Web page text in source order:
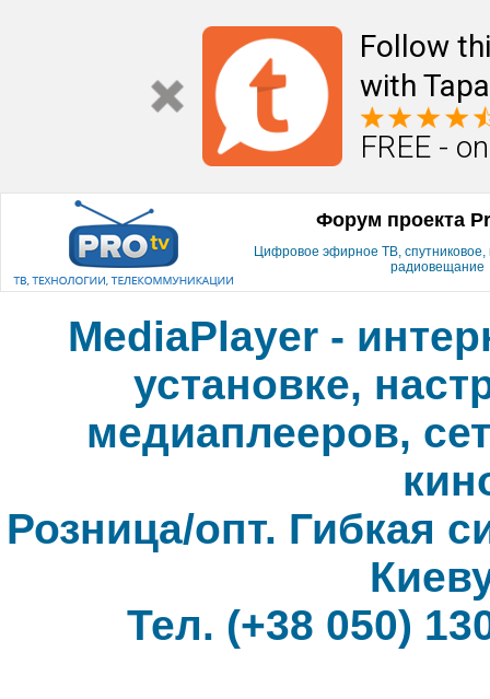
Follow
with
FREE -
Форум проекта
Цифровое эфирное ТВ, спутниковое,
радиовещание
MediaPlayer -
установке,
медиаплееров,
Розница/опт. Гибкая
Тел. (+38 050)